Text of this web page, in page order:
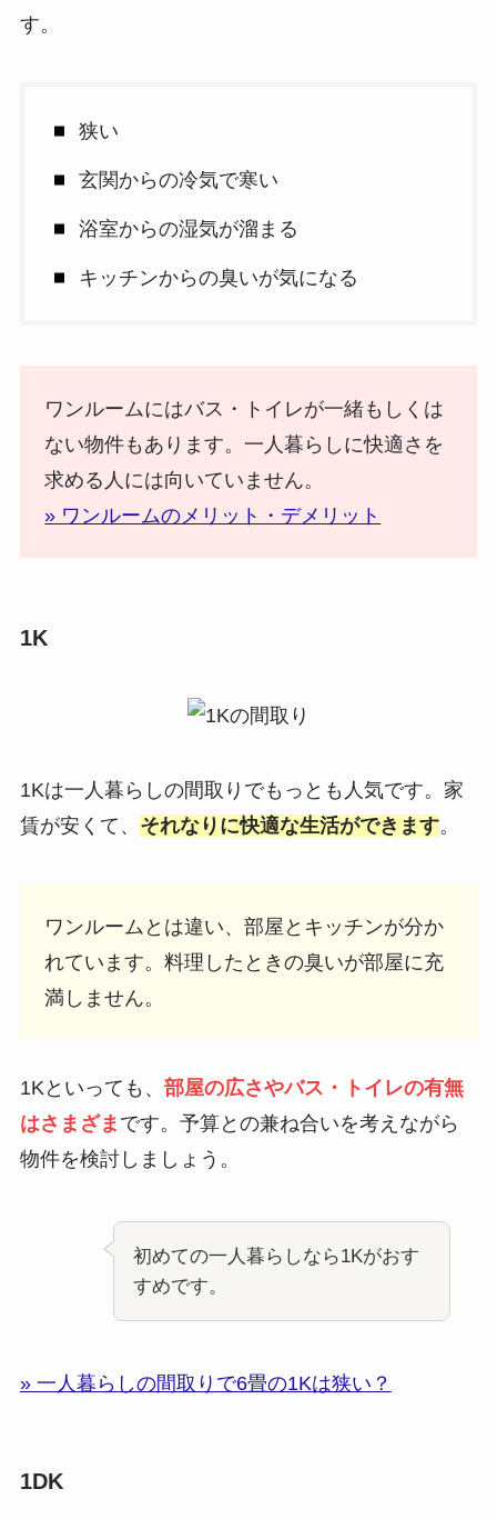
す。
狭い
玄関からの冷気で寒い
浴室からの湿気が溜まる
キッチンからの臭いが気になる
ワンルームにはバス・トイレが一緒もしくは
ない物件もあります。一人暮らしに快適さを
求める人には向いていません。
» ワンルームのメリット・デメリット
1K
1Kは一人暮らしの間取りでもっとも人気です。家
賃が安くて、 それなりに快適な生活ができます。
ワンルームとは違い、部屋とキッチンが分か
れています。料理したときの臭いが部屋に充
満しません。
1Kといっても、 部屋の広さやバス・トイレの有無
はさまざま です。予算との兼ね合いを考えながら
物件を検討しましょう。
初めての一人暮らしなら1Kがおす
すめです。
» 一人暮らしの間取りで6畳の1Kは狭い？
1DK